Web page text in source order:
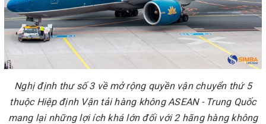
Nghị định thư số 3 về mở rộng quyền vận chuyển thứ 5
thuộc Hiệp định Vận tải hàng không ASEAN - Trung Quốc
mang lại những lợi ích khá lớn đối với 2 hãng hàng không